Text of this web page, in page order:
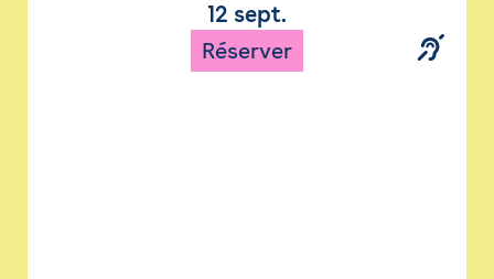
12 sept.
Réserver